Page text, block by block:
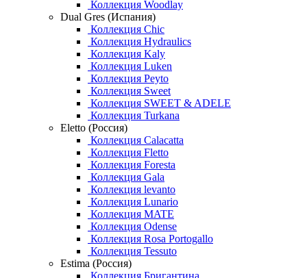
Коллекция Woodlay
Dual Gres (Испания)
Коллекция Chic
Коллекция Hydraulics
Коллекция Kaly
Коллекция Luken
Коллекция Peyto
Коллекция Sweet
Коллекция SWEET & ADELE
Коллекция Turkana
Eletto (Россия)
Коллекция Calacatta
Коллекция Fletto
Коллекция Foresta
Коллекция Gala
Коллекция levanto
Коллекция Lunario
Коллекция MATE
Коллекция Odense
Коллекция Rosa Portogallo
Коллекция Tessuto
Estima (Россия)
Коллекция Бригантина